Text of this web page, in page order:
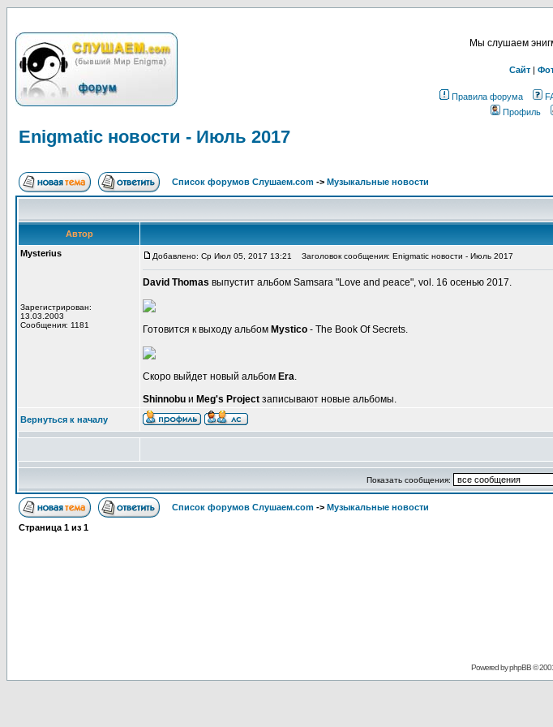
Мы слушаем
Сайт |
Правила форума
Профиль
Enigmatic новости - Июль 2017
Список форумов Слушаем.com -> Музыкальные новости
Автор
Mysterius
Зарегистрирован:
13.03.2003
Сообщения: 1181
Добавлено: Ср Июл 05, 2017 13:21 Заголовок сообщения: Enigmatic новости - Июль 2017
David Thomas выпустит альбом Samsara "Love and peace", vol. 16 осенью 2017.
Готовится к выходу альбом Mystico - The Book Of Secrets.
Скоро выйдет новый альбом Era.
Shinnobu и Meg's Project записывают новые альбомы.
Вернуться к началу
Показать сообщения:
Список форумов Слушаем.com -> Музыкальные новости
Страница 1 из 1
Powered by phpBB ©